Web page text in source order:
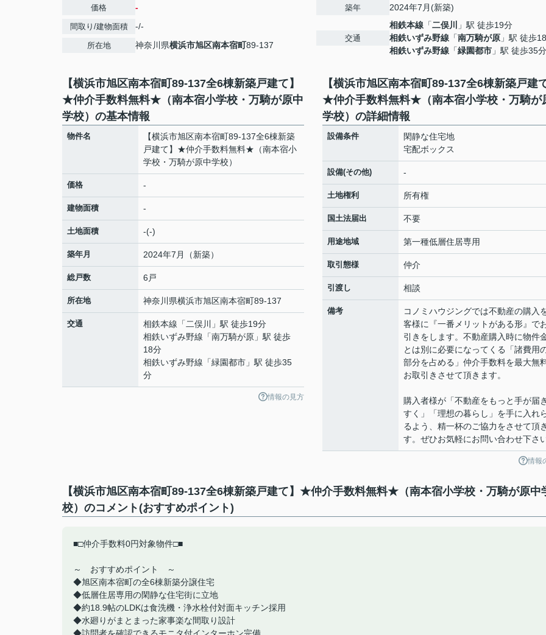
価格 -
間取り/建物面積 -/-
所在地 神奈川県横浜市旭区南本宿町89-137
築年 2024年7月(新築)
交通
相鉄本線 「二俣川
」駅 徒歩19分
相鉄いずみ野線 「南万騎が原 」駅 徒歩
相鉄いずみ野線 「緑園都市 」駅 徒歩35分
【横浜市旭区南本宿町89-137全6棟新築戸建て】
★仲介手数料無料★（南本宿小学校・万騎が原中
学校）の基本情報
物件名
【横浜市旭区南本宿町89-137全6棟新築
戸建て】★仲介手数料無料★（南本宿小
学校・万騎が原中学校）
価格 -
建物面積 -
土地面積 -(-)
築年月 2024年7月（新築）
総戸数 6戸
所在地 神奈川県横浜市旭区南本宿町89-137
交通 相鉄本線 「 二俣川
」駅 徒歩19分
相鉄いずみ野線 「南万騎が原 」駅 徒歩
18分
相鉄いずみ野線 「緑園都市 」駅 徒歩35
分
情報の見方
【横浜市旭区南本宿町89-137全6棟新築戸建
★仲介手数料無料★（南本宿小学校・万騎が
学校）の詳細情報
設備条件
閑静な住宅地
宅配ボックス
設備(その他) -
土地権利 所有権
国土法届出 不要
用途地域 第一種低層住居専用
取引態様 仲介
引渡し 相談
備考
コノミハウジングでは不動産の購入
客様に『一番メリットがある形』で
引きをします。不動産購入時に物件
とは別に必要になってくる「諸費用
部分を占める」仲介手数料を最大無
お取引きさせて頂きます。
購入者様が「不動産をもっと手が届
すく」「理想の暮らし」を手に入れ
るよう、精一杯のご協力をさせて頂
す。ぜひお気軽にお問い合わせ下さ
情報
【横浜市旭区南本宿町89-137全6棟新築戸建て】★仲介手数料無料★（南本宿小学校・万騎が原中
校）のコメント(おすすめポイント)
■□仲介手数料0円対象物件□■
～ おすすめポイント ～
◆旭区南本宿町の全6棟新築分譲住宅
◆低層住居専用の閑静な住宅街に立地
◆約18.9帖のLDKは食洗機・浄水栓付対面キッチン採用
◆水廻りがまとまった家事楽な間取り設計